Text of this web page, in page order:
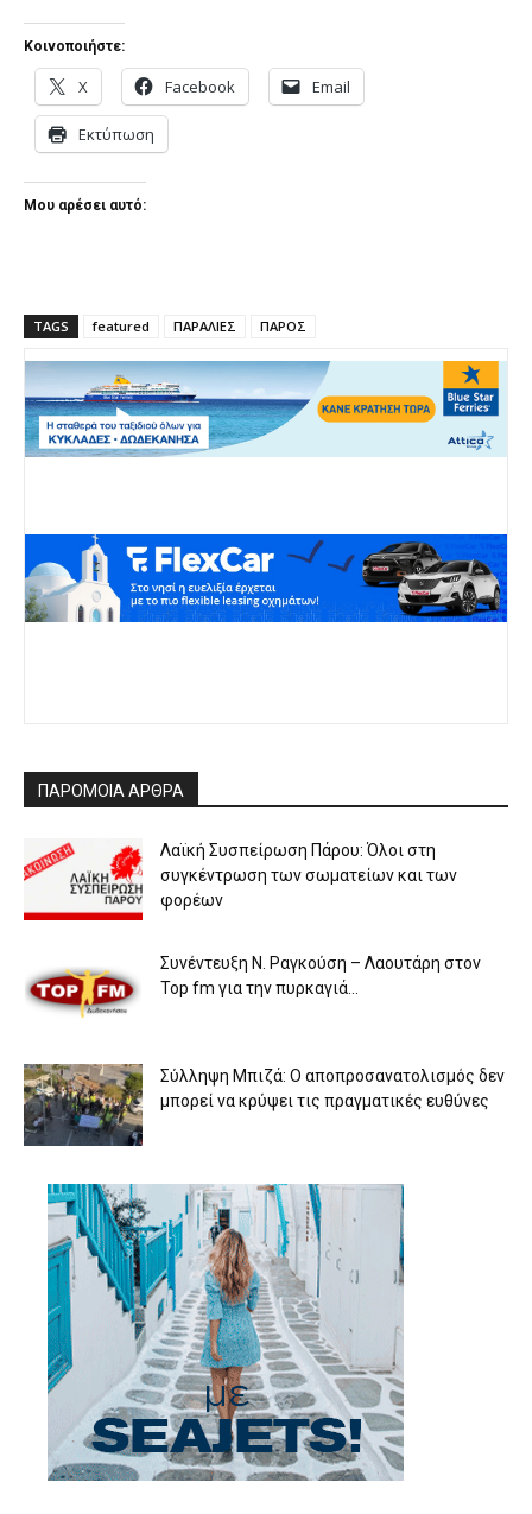
Κοινοποιήστε:
X Facebook Email
Εκτύπωση
Μου αρέσει αυτό:
TAGS featured ΠΑΡΑΛΙΕΣ ΠΑΡΟΣ
ΠΑΡΟΜΟΙΑ ΑΡΘΡΑ
Λαϊκή Συσπείρωση Πάρου: Όλοι στη
συγκέντρωση των σωματείων και των
φορέων
Συνέντευξη Ν. Ραγκούση – Λαουτάρη στον
Top fm για την πυρκαγιά...
Σύλληψη Μπιζά: Ο αποπροσανατολισμός δεν
μπορεί να κρύψει τις πραγματικές ευθύνες